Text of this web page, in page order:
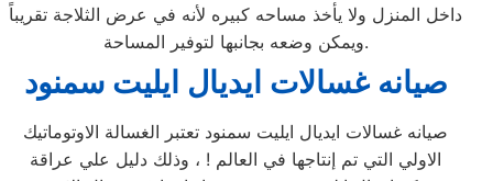
داخل المنزل ولا يأخذ مساحه كبيره لأنه في عرض الثلاجة تقريباً
ويمكن وضعه بجانبها لتوفير المساحة.
صيانه غسالات ايديال ايليت سمنود
صيانه غسالات ايديال ايليت سمنود تعتبر الغسالة الاوتوماتيك
الاولي التي تم إنتاجها في العالم ! ، وذلك دليل علي عراقة